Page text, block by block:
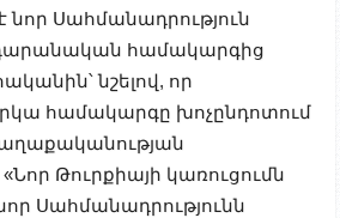
Սահմանադրություն
համակարգից
նշելով, որ
համակարգը խոչընդոտում
Թուրքիայի կառուցումն
Սահմանադրությունն